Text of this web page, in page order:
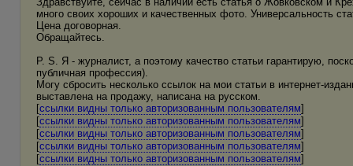
много своих хороших и качественных фото. Универсальность
Цена договорная.
Обращайтесь.
P. S. Я - журналист, а поэтому качество статьи гарантирую,
публичная профессия).
Могу сбросить несколько ссылок на мои статьи в интернет-
выставлена ​​на продажу, написана на русском.
[ссылки видны только авторизованным пользователям]
[ссылки видны только авторизованным пользователям]
[ссылки видны только авторизованным пользователям]
[ссылки видны только авторизованным пользователям]
[ссылки видны только авторизованным пользователям]